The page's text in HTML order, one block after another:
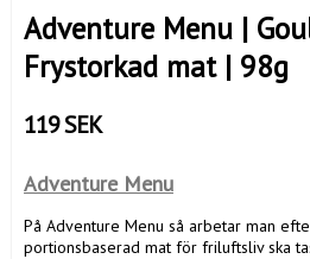
Adventure Menu |
Frystorkad mat | 98g
119 SEK
Adventure Menu
På Adventure Menu så arbetar man
portionsbaserad mat för friluftsliv ska